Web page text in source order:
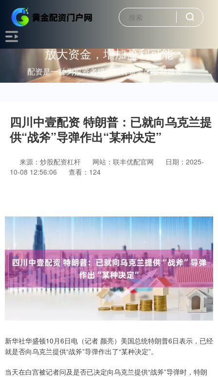
放大资金，增加盈利可能
配资是一种为投资者提供杠杆资金的金融服务！
四川中壹配资 特朗普：已就向乌克兰提
供“战斧”导弹作出“某种决定”
来源：炒股配资杠杆 网站：联丰优配官网
日期：2025-
10-08 12:56:06
查看：124
新华社华盛顿10月6日电（记者 颜亮）美国总统特朗普6日表示，已经
就是否向乌克兰提供“战斧”导弹作出了“某种决定”。
当天在白宫被记者问及是否已决定向乌克兰提供“战斧”导弹时，特朗